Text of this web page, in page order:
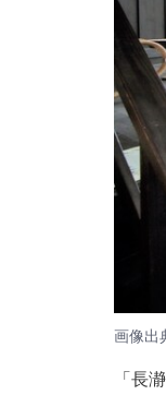
画像出
「長